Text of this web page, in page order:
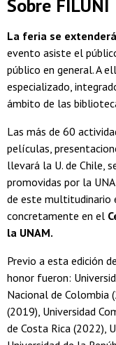
Sobre FILUNI
La feria se
evento asiste el
público en general. A
especializado,
ámbito de las
Las más de 60
películas,
llevará la U. de Chile,
promovidas por la
de este multitudinario
concretamente en el
la UNAM.
Previo a esta edición
honor fueron:
Nacional de Colombia
(2019), Universidad
de Costa Rica (2022),